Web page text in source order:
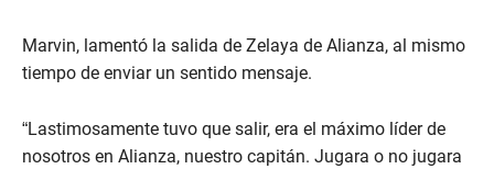
Marvin, lamentó la salida de Zelaya de Alianza, al mismo
tiempo de enviar un sentido mensaje.
“Lastimosamente tuvo que salir, era el máximo líder de
nosotros en Alianza, nuestro capitán. Jugara o no jugara